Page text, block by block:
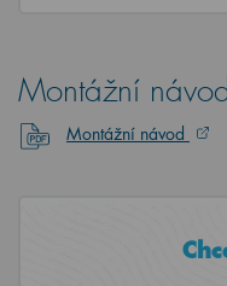
Montážní
Montážní návod